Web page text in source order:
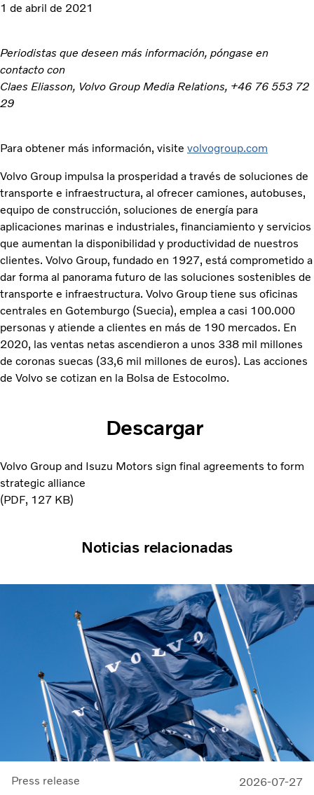
1 de abril de 2021
Periodistas que deseen más información, póngase en
contacto con
Claes Eliasson, Volvo Group Media Relations, +46 76 553 72
29
Para obtener más información, visite volvogroup.com
Volvo Group impulsa la prosperidad a través de soluciones de
transporte e infraestructura, al ofrecer camiones, autobuses,
equipo de construcción, soluciones de energía para
aplicaciones marinas e industriales, financiamiento y servicios
que aumentan la disponibilidad y productividad de nuestros
clientes. Volvo Group, fundado en 1927, está comprometido a
dar forma al panorama futuro de las soluciones sostenibles de
transporte e infraestructura. Volvo Group tiene sus oficinas
centrales en Gotemburgo (Suecia), emplea a casi 100.000
personas y atiende a clientes en más de 190 mercados. En
2020, las ventas netas ascendieron a unos 338 mil millones
de coronas suecas (33,6 mil millones de euros). Las acciones
de Volvo se cotizan en la Bolsa de Estocolmo.
Descargar
Volvo Group and Isuzu Motors sign final agreements to form
strategic alliance
PDF 127 KB
Noticias relacionadas
Press release 2026-07-27